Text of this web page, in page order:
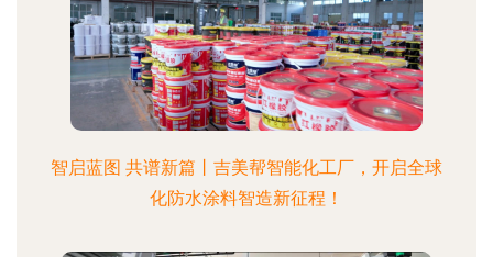
智启蓝图 共谱新篇丨吉美帮智能化工厂，开启全球
化防水涂料智造新征程！